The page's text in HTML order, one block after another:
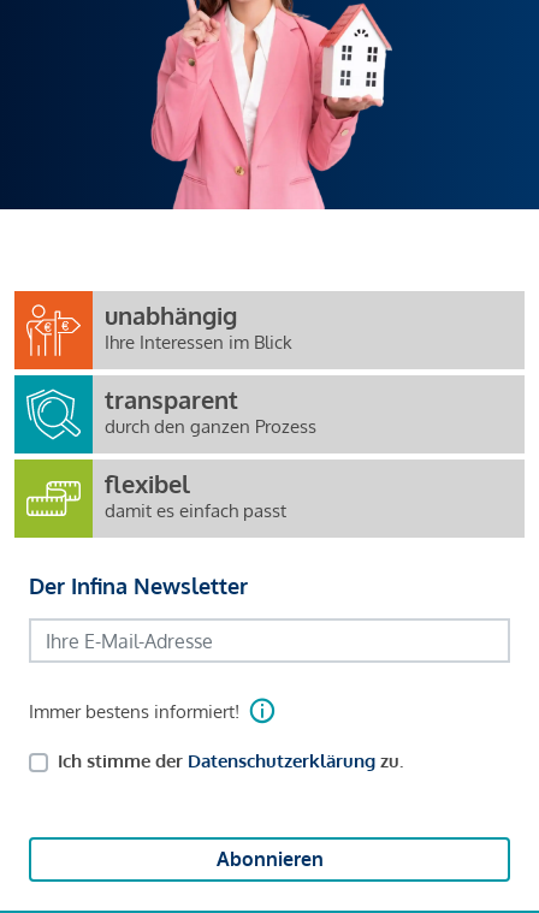
unabhängig
Ihre Interessen im Blick
transparent
durch den ganzen Prozess
flexibel
damit es einfach passt
Der Infina Newsletter
Immer bestens informiert!
Ich stimme der Datenschutzerklärung zu.
Abonnieren